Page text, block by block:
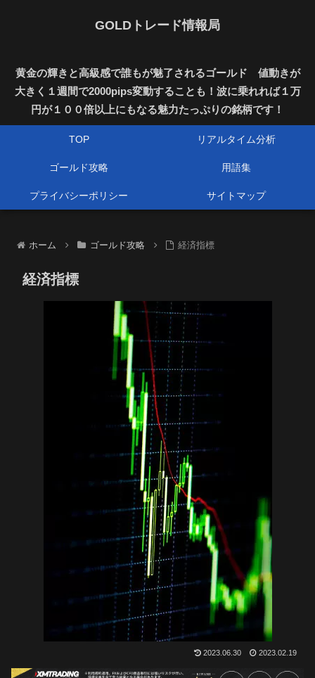
GOLDトレード情報局
黄金の輝きと高級感で誰もが魅了されるゴールド 値動きが
大きく１週間で2000pips変動することも！波に乗れれば１万
円が１００倍以上にもなる魅力たっぷりの銘柄です！
TOP リアルタイム分析
ゴールド攻略 用語集
プライバシーポリシー サイトマップ
ホーム ゴールド攻略 経済指標
経済指標
2023.06.30 2023.02.19